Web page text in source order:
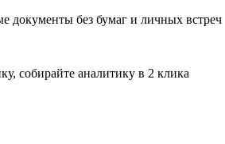
документы без бумаг и личных встреч
собирайте аналитику в 2 клика